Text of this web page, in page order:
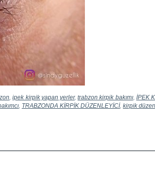
,ipek kirpik yapan yerler,trabzon kirpik bakımı, İPEK
TRABZONDA KİRPİK DÜZENLEYİCİ kirpik